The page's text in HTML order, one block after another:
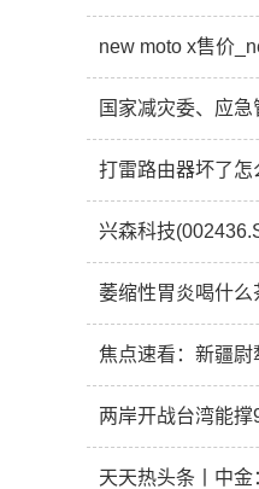
new moto x售价
国家减灾委、应
打雷路由器坏了
萎缩性胃炎喝什么
焦点速看：新疆尉
两岸开战台湾能
天天热头条丨中